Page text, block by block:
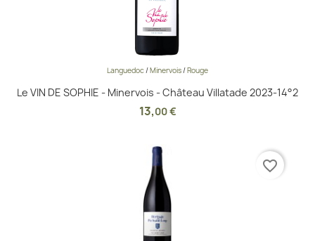
Languedoc /Minervois /Rouge
Le VIN DE SOPHIE - Minervois - Château Villatade 2023-14°2
13,00 €
favorite_border